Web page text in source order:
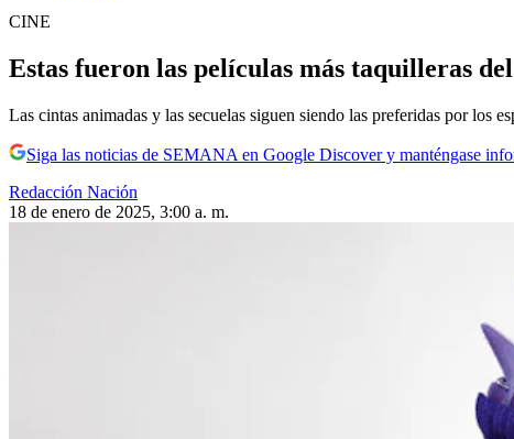
CINE
Estas fueron las películas más taquilleras
Las cintas animadas y las secuelas siguen siendo las preferidas por los
Siga las noticias de SEMANA en Google Discover y manténgase
Redacción Nación
18 de enero de 2025, 3:00 a. m.